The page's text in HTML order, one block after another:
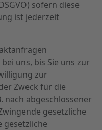
sofern diese
ist jederzeit
uns, bis Sie uns zur
zur
Zweck für die
nach abgeschlossener
gesetzliche
gesetzliche